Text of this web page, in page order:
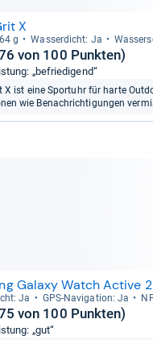
X
g Was­ser­dicht: Ja
von 100 Punkten)
„befriedigend“
X ist eine Sportuhr für harte
wie Benachrichtigungen
Galaxy Watch Active 2
Ja GPS-​Navi­ga­tion: Ja
von 100 Punkten)
„gut“